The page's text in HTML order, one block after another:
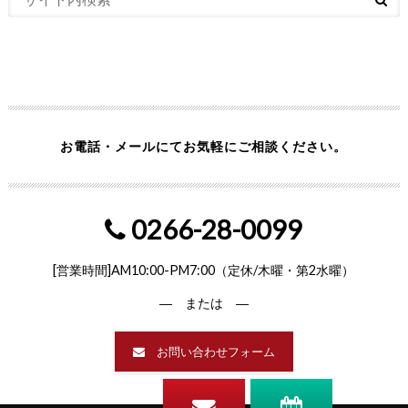
お電話・メールにてお気軽にご相談ください。
0266-28-0099
[営業時間]AM10:00-PM7:00（定休/木曜・第2水曜）
― または ―
お問い合わせフォーム